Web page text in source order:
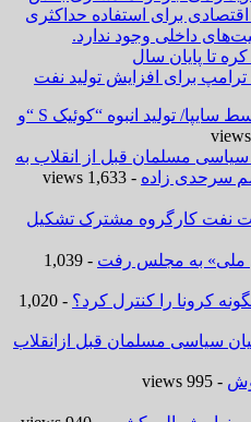
برای استفاده حداکثری
داخلی وجود ندارد.
برای افزایش تولید نفت
معرفی ۲ محصول جدید توسط سایپا/ تولید انبوه “کوئیک S “و
سیاسی مسلمان قبل از انقلاب به
سرحدی زاده - 1,633 views
نفت کارگروه مشترک تشکیل
- 1,039
کرونا را کنترل کرد؟
- 1,020
سیاسی مسلمان قبل ازانقلاب
- 995 views